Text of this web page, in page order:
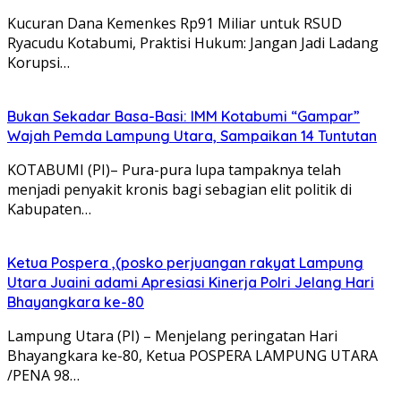
Kucuran Dana Kemenkes Rp91 Miliar untuk RSUD
Ryacudu Kotabumi, Praktisi Hukum: Jangan Jadi Ladang
Korupsi…
Bukan Sekadar Basa-Basi: IMM Kotabumi “Gampar”
Wajah Pemda Lampung Utara, Sampaikan 14 Tuntutan
​KOTABUMI (PI)– Pura-pura lupa tampaknya telah
menjadi penyakit kronis bagi sebagian elit politik di
Kabupaten…
Ketua Pospera ,(posko perjuangan rakyat Lampung
Utara Juaini adami Apresiasi Kinerja Polri Jelang Hari
Bhayangkara ke-80
Lampung Utara (PI) – Menjelang peringatan Hari
Bhayangkara ke-80, Ketua POSPERA LAMPUNG UTARA
/PENA 98…